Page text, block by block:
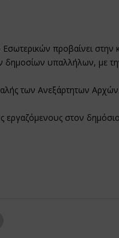
Εσωτερικών προβαίνει στην
δημοσίων υπαλλήλων, με
των Ανεξάρτητων Αρχών.
εργαζόμενους στον